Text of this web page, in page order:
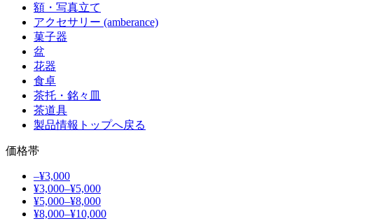
額・写真立て
アクセサリー (amberance)
菓子器
盆
花器
食卓
茶托・銘々皿
茶道具
製品情報トップへ戻る
価格帯
–¥3,000
¥3,000–¥5,000
¥5,000–¥8,000
¥8,000–¥10,000